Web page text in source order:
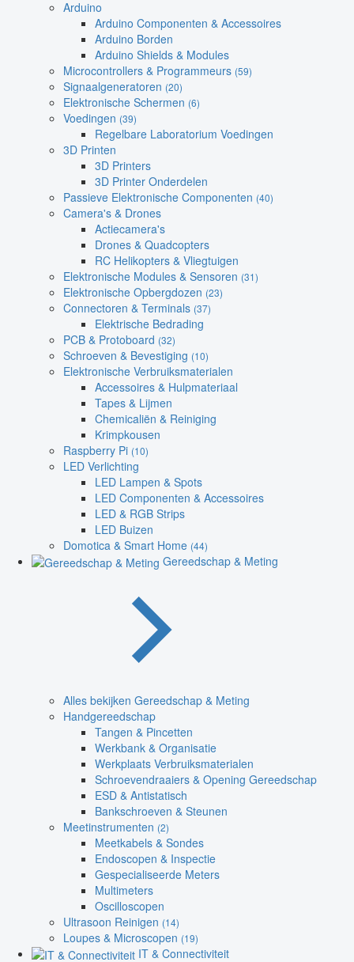
Arduino
Arduino Componenten & Accessoires
Arduino Borden
Arduino Shields & Modules
Microcontrollers & Programmeurs (59)
Signaalgeneratoren (20)
Elektronische Schermen (6)
Voedingen (39)
Regelbare Laboratorium Voedingen
3D Printen
3D Printers
3D Printer Onderdelen
Passieve Elektronische Componenten (40)
Camera's & Drones
Actiecamera's
Drones & Quadcopters
RC Helikopters & Vliegtuigen
Elektronische Modules & Sensoren (31)
Elektronische Opbergdozen (23)
Connectoren & Terminals (37)
Elektrische Bedrading
PCB & Protoboard (32)
Schroeven & Bevestiging (10)
Elektronische Verbruiksmaterialen
Accessoires & Hulpmateriaal
Tapes & Lijmen
Chemicaliën & Reiniging
Krimpkousen
Raspberry Pi (10)
LED Verlichting
LED Lampen & Spots
LED Componenten & Accessoires
LED & RGB Strips
LED Buizen
Domotica & Smart Home (44)
Gereedschap & Meting
Alles bekijken Gereedschap & Meting
Handgereedschap
Tangen & Pincetten
Werkbank & Organisatie
Werkplaats Verbruiksmaterialen
Schroevendraaiers & Opening Gereedschap
ESD & Antistatisch
Bankschroeven & Steunen
Meetinstrumenten (2)
Meetkabels & Sondes
Endoscopen & Inspectie
Gespecialiseerde Meters
Multimeters
Oscilloscopen
Ultrasoon Reinigen (14)
Loupes & Microscopen (19)
IT & Connectiviteit